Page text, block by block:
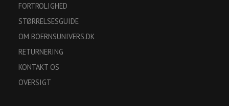
FORTROLIGHED
STØRRELSESGUIDE
OM BOERNSUNIVERS.DK
RETURNERING
KONTAKT OS
OVERSIGT